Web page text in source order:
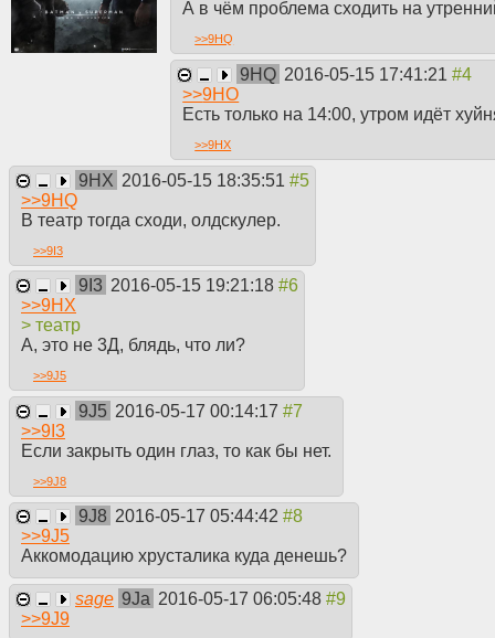
А в чём проблема сходить на
>>9HQ
9HQ 2016-05-15 17:41:21
>>9HO
Есть только на 14:00, утром идёт
>>9HX
9HX 2016-05-15 18:35:51
>>9HQ
В театр тогда сходи, олдскулер.
>>9I3
9I3 2016-05-15 19:21:18
>>9HX
> театр
А, это не 3Д, блядь, что ли?
>>9J5
9J5 2016-05-17 00:14:17
>>9I3
Если закрыть один глаз, то как бы нет.
>>9J8
9J8 2016-05-17 05:44:42
>>9J5
Аккомодацию хрусталика куда денешь?
sage 9Ja 2016-05-17 06:05:48
>>9J9